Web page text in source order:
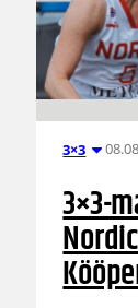
3×3
3×3-